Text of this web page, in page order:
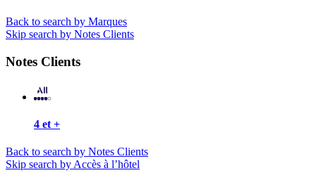
Back to search by Marques
Skip search by Notes Clients
Notes Clients
4 et +
Back to search by Notes Clients
Skip search by Accès à l’hôtel